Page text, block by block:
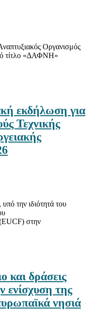
Οργανισμός
τίτλο «ΔΑΦΝΗ»
εκδήλωση για
Τεχνικής
την ιδιότητά του
στην
και δράσεις
ενίσχυση της
νησιά